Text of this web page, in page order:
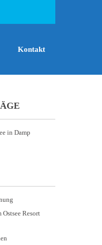
Kontakt
in Damp
Resort